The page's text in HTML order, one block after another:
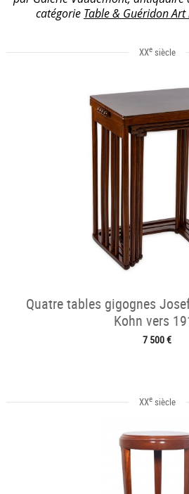
catégorie Table & Guéridon
XXesiècle
Quatre tables gigognes
Kohn vers
7 500 €
XXesiècle